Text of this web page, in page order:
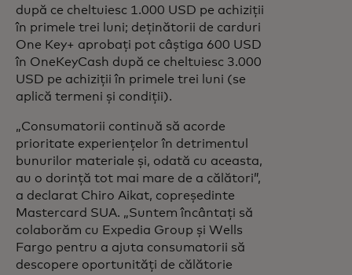
după ce cheltuiesc 1.000 USD pe achiziții
în primele trei luni; deținătorii de carduri
One Key+ aprobați pot câștiga 600 USD
în OneKeyCash după ce cheltuiesc 3.000
USD pe achiziții în primele trei luni (se
aplică termeni și condiții).
„Consumatorii continuă să acorde
prioritate experiențelor în detrimentul
bunurilor materiale și, odată cu aceasta,
au o dorință tot mai mare de a călători”,
a declarat Chiro Aikat, copreședinte
Mastercard SUA. „Suntem încântați să
colaborăm cu Expedia Group și Wells
Fargo pentru a ajuta consumatorii să
descopere oportunități de călătorie